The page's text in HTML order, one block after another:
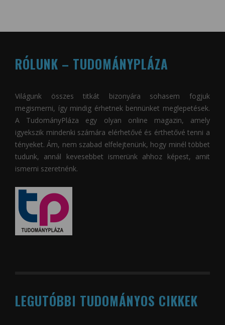
RÓLUNK – TUDOMÁNYPLÁZA
Világunk összes titkát bizonyára sohasem fogjuk
megismerni, így mindig érhetnek bennünket meglepetések.
A TudományPláza egy olyan online magazin, amely
igyekszik mindenki számára elérhetővé és érthetővé tenni a
tényeket. Ám, nem szabad elfelejtenünk, hogy minél többet
tudunk, annál kevesebbet ismerünk ahhoz képest, amit
ismerni szeretnénk.
LEGUTÓBBI TUDOMÁNYOS CIKKEK